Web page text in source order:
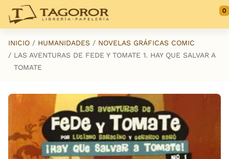
Saltar al contenido principal
0
INICIO HUMANIDADES
NOVELAS GRÁFICAS COMIC
LAS AVENTURAS DE FEDE Y TOMATE 1. HAY QUE SALVAR A
TOMATE